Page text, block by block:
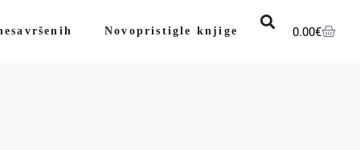
Novopristigle knjige 0.00€